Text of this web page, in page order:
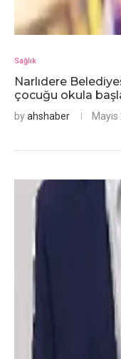
Sağlık
Narlıdere
çocuğu okula
byahshaber